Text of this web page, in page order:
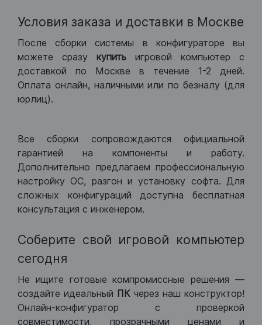
Условия заказа и доставки в Москве
После сборки системы в конфигураторе вы
можете сразу купить игровой компьютер с
доставкой по Москве в течение 1-2 дней.
Оплата онлайн, наличными или по безналу (для
юрлиц).
Все сборки сопровождаются официальной
гарантией на компоненты и работу.
Дополнительно предлагаем профессиональную
настройку ОС, разгон и установку софта. Для
сложных конфигураций доступна бесплатная
консультация с инженером.
Соберите свой игровой компьютер
сегодня
Не ищите готовые компромиссные решения —
создайте идеальный ПК через наш конструктор!
Онлайн-конфигуратор с проверкой
совместимости, прозрачными ценами и